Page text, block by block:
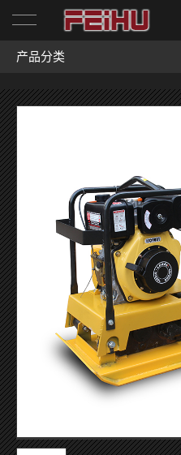
产品分类
首页
关于我们
新闻资讯
联系我们